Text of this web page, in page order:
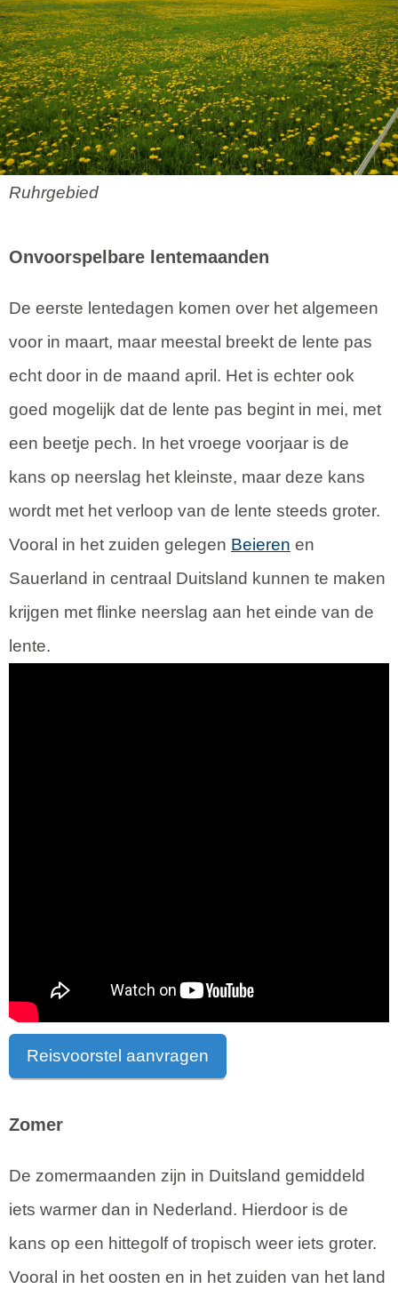
Ruhrgebied
Onvoorspelbare lentemaanden
De eerste lentedagen komen over het algemeen
voor in maart, maar meestal breekt de lente pas
echt door in de maand april. Het is echter ook
goed mogelijk dat de lente pas begint in mei, met
een beetje pech. In het vroege voorjaar is de
kans op neerslag het kleinste, maar deze kans
wordt met het verloop van de lente steeds groter.
Vooral in het zuiden gelegen Beieren en
Sauerland in centraal Duitsland kunnen te maken
krijgen met flinke neerslag aan het einde van de
lente.
Reisvoorstel aanvragen
Zomer
De zomermaanden zijn in Duitsland gemiddeld
iets warmer dan in Nederland. Hierdoor is de
kans op een hittegolf of tropisch weer iets groter.
Vooral in het oosten en in het zuiden van het land